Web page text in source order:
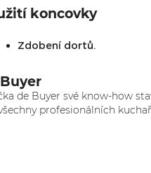
koncovky
Zdobení dortů.
de Buyer své know-how
profesionálních